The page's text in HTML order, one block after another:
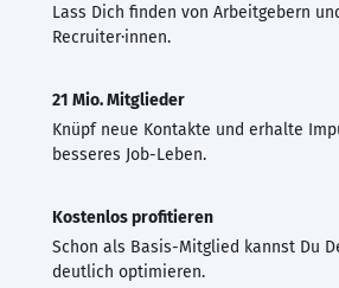
Lass Dich finden von Arbeitgebern
Recruiter·innen.
21 Mio. Mitglieder
Knüpf neue Kontakte und erhalte
besseres Job-Leben.
Kostenlos profitieren
Schon als Basis-Mitglied kannst Du
deutlich optimieren.